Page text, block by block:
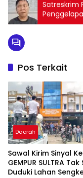
Satreskrim
Ditangkap
Pos Terkait
Daerah
Sawal Kirim Sinyal
GEMPUR SULTRA
Duduki Lahan